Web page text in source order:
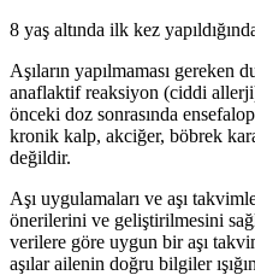
8 yaş altında ilk kez
Aşıların yapılmaması gereken
anaflaktif reaksiyon (ciddi allerji)
önceki doz sonrasında
kronik kalp, akciğer, böbrek
değildir.
Aşı uygulamaları ve aşı
önerilerini ve geliştirilmesini
verilere göre uygun bir aşı
aşılar ailenin doğru bilgiler